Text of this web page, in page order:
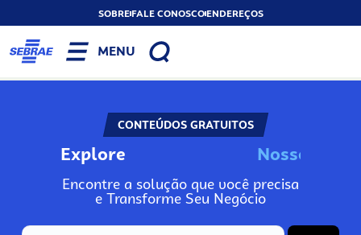
SOBREFALE CONOSCOENDEREÇOS
MENU
CONTEÚDOS GRATUITOS
Explore Nosso
Encontre a solução que você precisa
e Transforme Seu Negócio